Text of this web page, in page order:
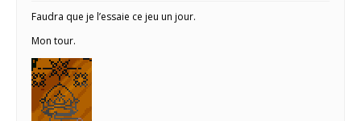
Faudra que je l’essaie ce jeu un jour.
Mon tour.